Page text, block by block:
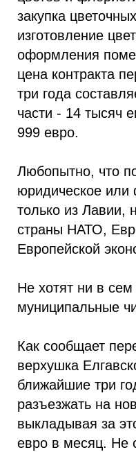
закупка
изготовление
оформления
цена контракта
три года
части - 14 тысяч
999 евро.
Любопытно, что
юридическое или
только из Лавии,
страны НАТО,
Европейской
Не хотят ни в сем
муниципальные
Как сообщает
верхушка
ближайшие три
разъезжать на
выкладывая за
евро в месяц. Не